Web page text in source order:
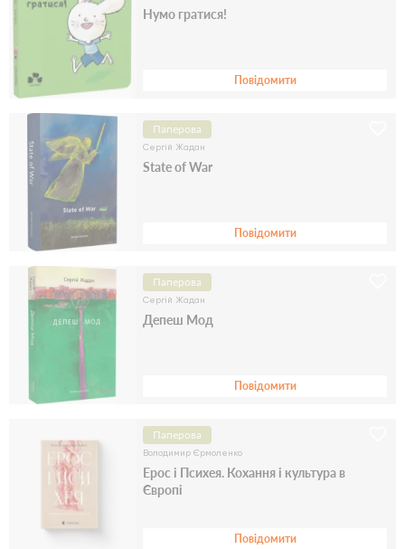
Нумо гратися!
Повідомити
Паперова
Сергiй Жадан
State of War
Повідомити
Паперова
Сергiй Жадан
Депеш Мод
Повідомити
Паперова
Володимир Єрмоленко
Ерос і Психея. Кохання і культура в
Європі
Повідомити